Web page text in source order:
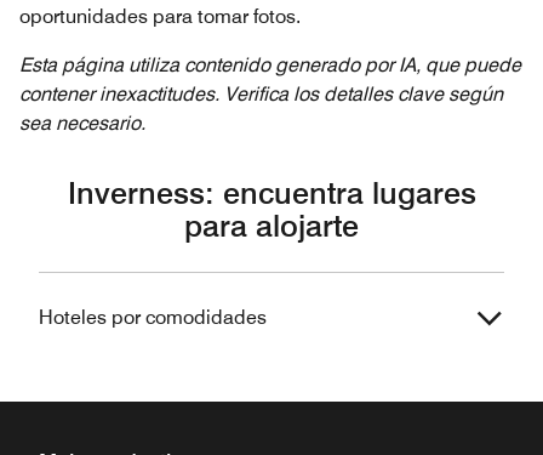
oportunidades para tomar fotos.
Esta página utiliza contenido generado por IA, que puede
contener inexactitudes. Verifica los detalles clave según
sea necesario.
Inverness: encuentra lugares
para alojarte
Hoteles por comodidades